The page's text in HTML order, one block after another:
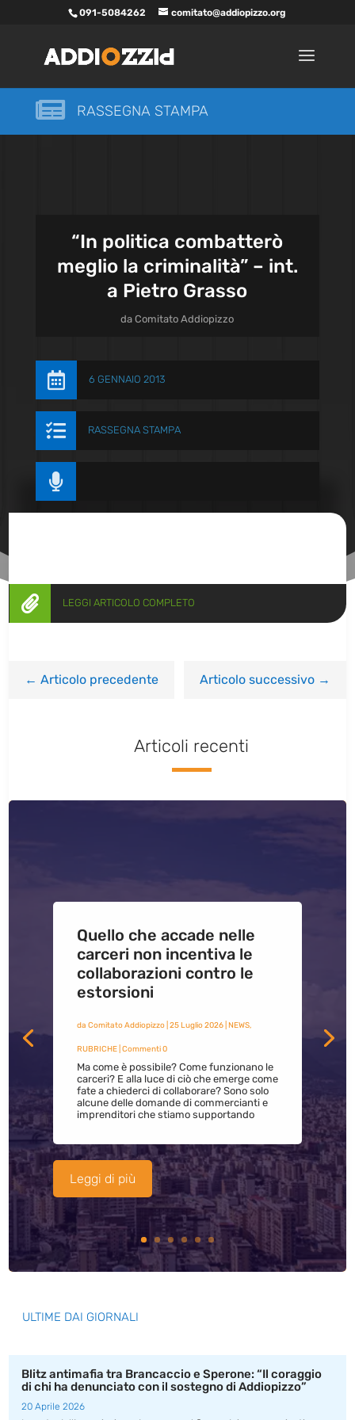
091-5084262 comitato@addiopizzo.org
 RASSEGNA STAMPA
“In politica combatterò
meglio la criminalità” – int.
a Pietro Grasso
daComitato Addiopizzo
 6 GENNAIO 2013
 RASSEGNA STAMPA

 LEGGI ARTICOLO COMPLETO
←Articolo precedente Articolo successivo→
Articoli recenti
Quello che accade nelle
carceri non incentiva le
collaborazioni contro le
estorsioni
da Comitato Addiopizzo| 25 Luglio 2026| NEWS,
RUBRICHE| Commenti 0
Ma come è possibile? Come funzionano le
carceri? E alla luce di ciò che emerge come
fate a chiederci di collaborare? Sono solo
alcune delle domande di commercianti e
imprenditori che stiamo supportando
Leggi di più
ULTIME DAI GIORNALI
Blitz antimafia tra Brancaccio e Sperone: “Il coraggio
di chi ha denunciato con il sostegno di Addiopizzo”
20 Aprile 2026